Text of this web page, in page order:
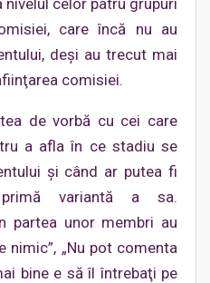
celor patru grupuri
care încă nu au
deşi au trecut mai
comisiei.
de vorbă cu cei care
a afla în ce stadiu se
şi când ar putea fi
variantă a sa.
partea unor membri au
nimic”, „Nu pot comenta
bine e să îl întrebaţi pe